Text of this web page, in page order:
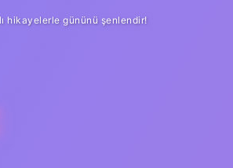
hikayelerle gününü şenlendir!